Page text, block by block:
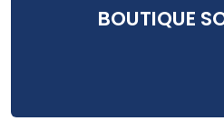
BOUTIQUE